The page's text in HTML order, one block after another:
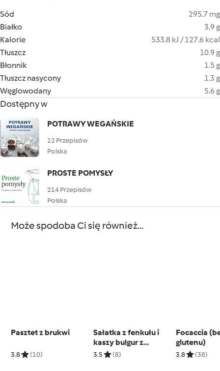
Sód
295.7 mg
Białko
3.9 g
Kalorie
533.8 kJ / 127.6 kcal
Tłuszcz
10.9 g
Błonnik
1.5 g
Tłuszcz nasycony
1.3 g
Węglowodany
5.6 g
Dostępny w
POTRAWY WEGAŃSKIE
12 Przepisów
Polska
PROSTE POMYSŁY
214 Przepisów
Polska
Może spodoba Ci się również...
Pasztet z brukwi
3.8 (10)
Sałatka z fenkułu i
kaszy bulgur z
cytrusowym
3.5 (8)
Focaccia
glutenu)
3.8 (38)